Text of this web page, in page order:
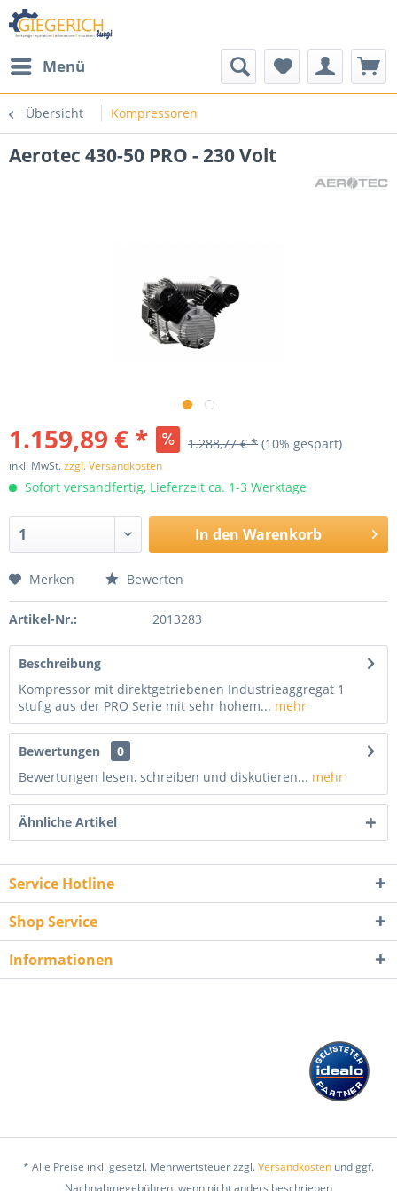
Menü
Übersicht Kompressoren
Aerotec 430-50 PRO - 230 Volt
1.159,89 € * 1.288,77 € * (10% gespart)
inkl. MwSt.zzgl. Versandkosten
Sofort versandfertig, Lieferzeit ca. 1-3 Werktage
In den Warenkorb
Merken Bewerten
Artikel-Nr.: 2013283
Beschreibung
Kompressor mit direktgetriebenen Industrieaggregat 1
stufig aus der PRO Serie mit sehr hohem... mehr
Bewertungen
0
Bewertungen lesen, schreiben und diskutieren... mehr
Ähnliche Artikel
Service Hotline
Shop Service
Informationen
* Alle Preise inkl. gesetzl. Mehrwertsteuer zzgl.Versandkosten und ggf.